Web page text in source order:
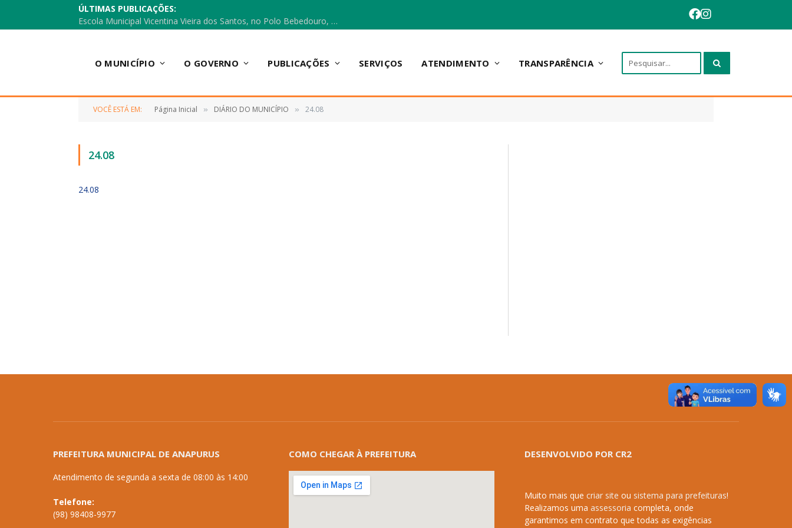
ÚLTIMAS PUBLICAÇÕES:
Escola Municipal Vicentina Vieira dos Santos, no Polo Bebedouro, recebeu materiais para a implantação do Cantinho da Leitura e da Sala Multidisciplinar.
O MUNICÍPIO O GOVERNO PUBLICAÇÕES SERVIÇOS ATENDIMENTO TRANSPARÊNCIA
VOCÊ ESTÁ EM: Página Inicial » DIÁRIO DO MUNICÍPIO » 24.08
24.08
24.08
PREFEITURA MUNICIPAL DE ANAPURUS
Atendimento de segunda a sexta de 08:00 às 14:00
Telefone:
(98) 98408-9977
COMO CHEGAR À PREFEITURA DESENVOLVIDO POR CR2
Muito mais que criar site ou sistema para prefeituras!
Realizamos uma assessoria completa, onde
garantimos em contrato que todas as exigências